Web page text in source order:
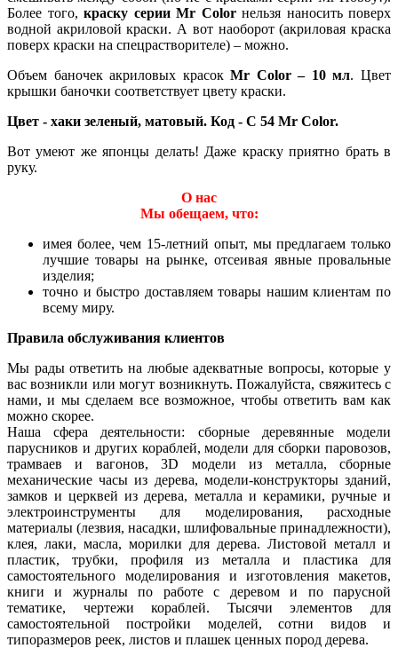
Более того, краску серии Mr Colorнельзя наносить поверх
водной акриловой краски. А вот наоборот (акриловая краска
поверх краски на спецрастворителе) – можно.
Объем баночек акриловых красокMr Color – 10 мл. Цвет
крышки баночки соответствует цвету краски.
Цвет - хаки зеленый, матовый. Код - C 54 Mr Color.
Вот умеют же японцы делать! Даже краску приятно брать в
руку.
О нас
Мы обещаем, что:
имея более, чем 15-летний опыт, мы предлагаем только
лучшие товары на рынке, отсеивая явные провальные
изделия;
точно и быстро доставляем товары нашим клиентам по
всему миру.
Правила обслуживания клиентов
Мы рады ответить на любые адекватные вопросы, которые у
вас возникли или могут возникнуть. Пожалуйста, свяжитесь с
нами, и мы сделаем все возможное, чтобы ответить вам как
можно скорее.
Наша сфера деятельности: сборные деревянные модели
парусников и других кораблей, модели для сборки паровозов,
трамваев и вагонов, 3D модели из металла, сборные
механические часы из дерева, модели-конструкторы зданий,
замков и церквей из дерева, металла и керамики, ручные и
электроинструменты для моделирования, расходные
материалы (лезвия, насадки, шлифовальные принадлежности),
клея, лаки, масла, морилки для дерева. Листовой металл и
пластик, трубки, профиля из металла и пластика для
самостоятельного моделирования и изготовления макетов,
книги и журналы по работе с деревом и по парусной
тематике, чертежи кораблей. Тысячи элементов для
самостоятельной постройки моделей, сотни видов и
типоразмеров реек, листов и плашек ценных пород дерева.